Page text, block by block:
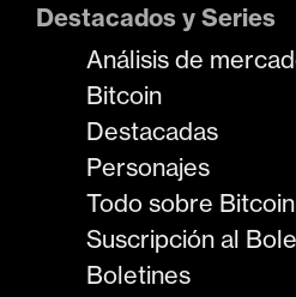
Destacados y Series
Análisis de
Bitcoin
Destacadas
Personajes
Todo sobre
Suscripción al
Boletines